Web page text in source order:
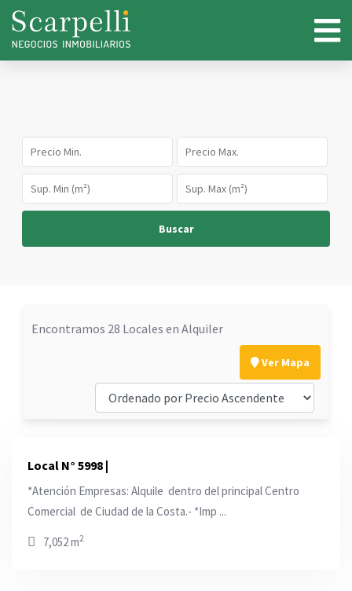
Buscar
Encontramos 28 Locales en Alquiler
Ver Mapa
Local N° 5998 |
*Atención Empresas: Alquile dentro del principal Centro
Comercial de Ciudad de la Costa.- *Imp ...
7,052 m2